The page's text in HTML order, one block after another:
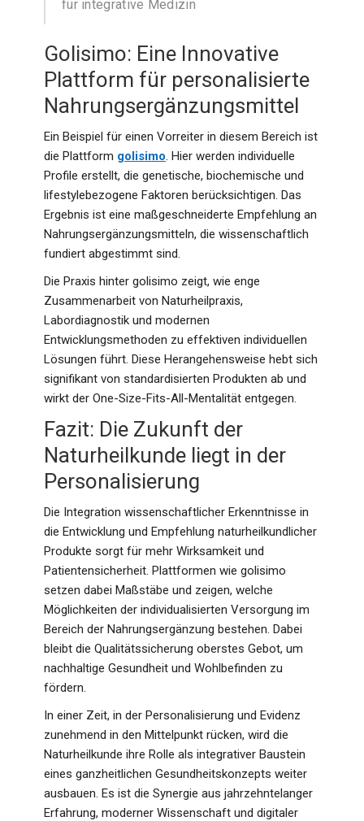
für integrative Medizin
Golisimo: Eine Innovative
Plattform für personalisierte
Nahrungsergänzungsmittel
Ein Beispiel für einen Vorreiter in diesem Bereich ist
die Plattform golisimo. Hier werden individuelle
Profile erstellt, die genetische, biochemische und
lifestylebezogene Faktoren berücksichtigen. Das
Ergebnis ist eine maßgeschneiderte Empfehlung an
Nahrungsergänzungsmitteln, die wissenschaftlich
fundiert abgestimmt sind.
Die Praxis hinter golisimo zeigt, wie enge
Zusammenarbeit von Naturheilpraxis,
Labordiagnostik und modernen
Entwicklungsmethoden zu effektiven individuellen
Lösungen führt. Diese Herangehensweise hebt sich
signifikant von standardisierten Produkten ab und
wirkt der One-Size-Fits-All-Mentalität entgegen.
Fazit: Die Zukunft der
Naturheilkunde liegt in der
Personalisierung
Die Integration wissenschaftlicher Erkenntnisse in
die Entwicklung und Empfehlung naturheilkundlicher
Produkte sorgt für mehr Wirksamkeit und
Patientensicherheit. Plattformen wie golisimo
setzen dabei Maßstäbe und zeigen, welche
Möglichkeiten der individualisierten Versorgung im
Bereich der Nahrungsergänzung bestehen. Dabei
bleibt die Qualitätssicherung oberstes Gebot, um
nachhaltige Gesundheit und Wohlbefinden zu
fördern.
In einer Zeit, in der Personalisierung und Evidenz
zunehmend in den Mittelpunkt rücken, wird die
Naturheilkunde ihre Rolle als integrativer Baustein
eines ganzheitlichen Gesundheitskonzepts weiter
ausbauen. Es ist die Synergie aus jahrzehntelanger
Erfahrung, moderner Wissenschaft und digitaler